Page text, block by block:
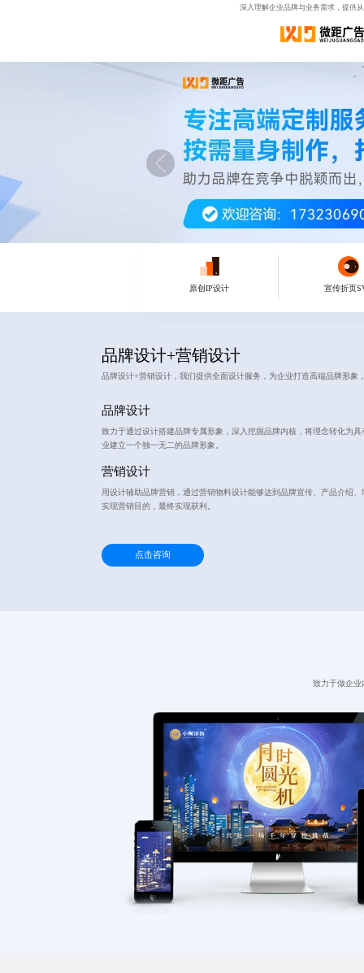
深入理解企业品牌与业务需求，提供
原创IP设计 宣传折页
品牌设计+营销设计
品牌设计+营销设计，我们提供全面设计服务，为企业打造高端品牌形象
品牌设计
致力于通过设计搭建品牌专属形象，深入挖掘品牌内核，将理念转化为
业建立一个独一无二的品牌形象。
营销设计
用设计辅助品牌营销，通过营销物料设计能够达到品牌宣传、产品介绍
实现营销目的，最终实现获利。
点击咨询
致力于做企业